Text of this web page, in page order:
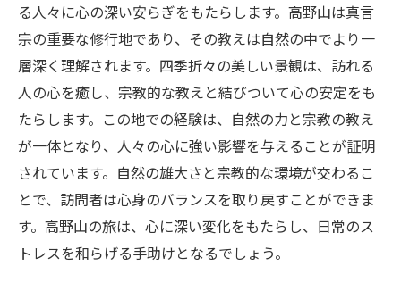
る人々に心の深い安らぎをもたらします。高野山は真言
宗の重要な修行地であり、その教えは自然の中でより一
層深く理解されます。四季折々の美しい景観は、訪れる
人の心を癒し、宗教的な教えと結びついて心の安定をも
たらします。この地での経験は、自然の力と宗教の教え
が一体となり、人々の心に強い影響を与えることが証明
されています。自然の雄大さと宗教的な環境が交わるこ
とで、訪問者は心身のバランスを取り戻すことができま
す。高野山の旅は、心に深い変化をもたらし、日常のス
トレスを和らげる手助けとなるでしょう。